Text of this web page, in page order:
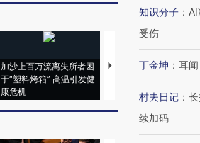
加沙上百万流离失所者困
于“塑料烤箱” 高温引发健
康危机
视线｜HYROX的吸金
术：是什么让中产们甘
心“花钱找虐”？
知识分子 ：
受伤
丁金坤 ： 耳
村夫日记 ：
续加码